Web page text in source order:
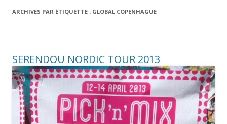
ARCHIVES PAR ÉTIQUETTE : GLOBAL COPENHAGUE
SERENDOU NORDIC TOUR 2013